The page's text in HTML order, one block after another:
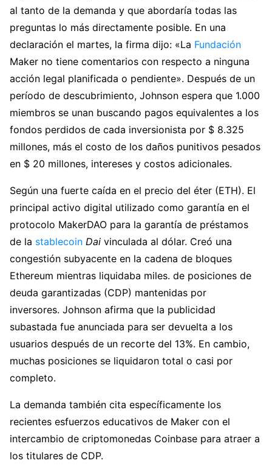
al tanto de la demanda y que abordaría todas las
preguntas lo más directamente posible. En una
declaración el martes, la firma dijo: «La Fundación
Maker no tiene comentarios con respecto a ninguna
acción legal planificada o pendiente». Después de un
período de descubrimiento, Johnson espera que 1.000
miembros se unan buscando pagos equivalentes a los
fondos perdidos de cada inversionista por $ 8.325
millones, más el costo de los daños punitivos pesados
​​en $ 20 millones, intereses y costos adicionales.
Según una fuerte caída en el precio del éter (ETH). El
principal activo digital utilizado como garantía en el
protocolo MakerDAO para la garantía de préstamos
de la stablecoin Dai vinculada al dólar. Creó una
congestión subyacente en la cadena de bloques
Ethereum mientras liquidaba miles. de posiciones de
deuda garantizadas (CDP) mantenidas por
inversores. Johnson afirma que la publicidad
subastada fue anunciada para ser devuelta a los
usuarios después de un recorte del 13%. En cambio,
muchas posiciones se liquidaron total o casi por
completo.
La demanda también cita específicamente los
recientes esfuerzos educativos de Maker con el
intercambio de criptomonedas Coinbase para atraer a
los titulares de CDP.